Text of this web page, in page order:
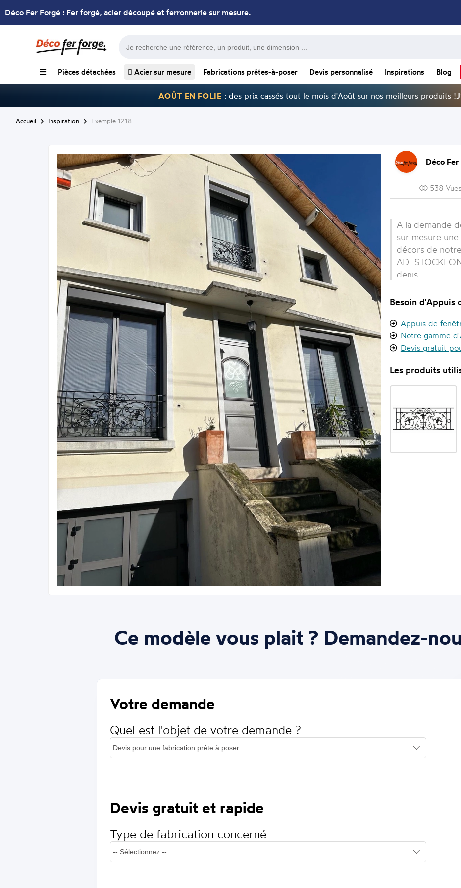
Déco Fer Forgé : Fer forgé, acier découpé et ferronnerie sur mesure.
Pièces détachées Acier sur mesure Fabrications prêtes-à-poser Devis personnalisé Inspirations Blog
AOÛT EN FOLIE : des prix cassés tout le mois d'Août sur nos meilleurs produits !
Accueil Inspiration Exemple 1218
Déco Fer
538 Vues
A la demande
sur mesure
décors de
denis
Besoin d'Appuis
Appuis de
Notre gamme
Devis gratuit
Les produits
Ce modèle vous plait ? Demandez-
Votre demande
Quel est l'objet de votre demande ?
Devis gratuit et rapide
Type de fabrication concerné